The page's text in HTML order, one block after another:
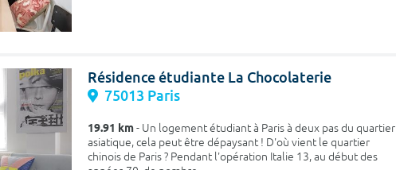
Résidence étudiante La Chocolaterie
75013 Paris
19.91 km- Un logement étudiant à Paris à deux pas du quartier
asiatique, cela peut être dépaysant ! D'où vient le quartier
chinois de Paris ? Pendant l'opération Italie 13, au début des